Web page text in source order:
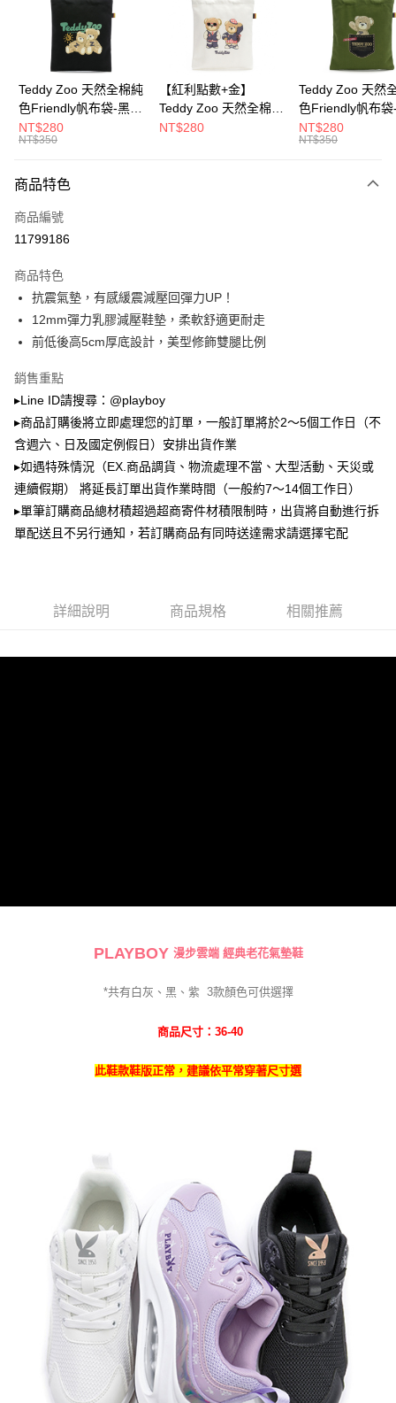
Apple Pay
街口支付
大哥付你分期
相關說明
2.付款方式選擇「大哥付你分期」，訂單成立後會自動跳轉到大哥付的交易
成交易。
3.實際核准額度、可分期數及費用金額請依後續交易確認頁面所載為準。
消。如遇「轉專審核」未通過狀況，表示未達大哥付你分期系統評分，恕無
法說明評估內容。
【繳款方式說明】
1.分期款項不併入電信帳單，「大哥付你分期」於每月結算日後寄送繳費提
2.透過簡訊連結打開帳單後，可選擇「超商條碼／台灣大直營門市／銀行轉
【注意事項】
1.本服務係由「台灣大哥大股份有限公司」（以下簡稱本公司）所提供，讓
用戶於交易時，得透過本服務購買商品或服務，並由商店將買賣／分期付款
買賣價金債權讓與本公司後，依約使用本公司帳單繳交帳款。
2.基於同意付款使用「大哥付你分期」之契約關係目的，商店將以您的個人
資料（包含姓名、電話或地址）提供予台灣大哥大進項蒐集、處理及利用，
由本公司與您本人進行分期帳單所需資料之確認、核對及更正。
3.完整用戶服務條款，請詳閱以下連結：https://oppay.tw/userRule
運送方式
全家取貨付款
付款後全家取貨
每筆NT$100，滿NT$700(含以上)免運費
每筆NT$100，滿NT$900(含以上)免運費
付款後萊爾富取貨
7-11取貨付款
每筆NT$100，滿NT$900(含以上)免運費
付款後7-11取貨
每筆NT$100，滿NT$700(含以上)免運費
Teddy Zoo 天然全棉純
色Friendly帆布袋-黑色
(TZB107)
NT$280
NT$350
【紅利點數+金】
Teddy Zoo 天然全棉純
色Friendly帆布袋-白色
NT$280
Teddy Zoo 天然
色Friendly帆布袋
色(TZB107)
NT$280
NT$350
商品特色
商品編號
11799186
商品特色
抗震氣墊，有感緩震減壓回彈力UP！
12mm彈力乳膠減壓鞋墊，柔軟舒適更耐走
前低後高5cm厚底設計，美型修飾雙腿比例
銷售重點
▸Line ID請搜尋：@playboy
▸商品訂購後將立即處理您的訂單，一般訂單將於2～5個工作日（不
含週六、日及國定例假日）安排出貨作業
▸如遇特殊情況（EX.商品調貨、物流處理不當、大型活動、天災或
連續假期） 將延長訂單出貨作業時間（一般約7～14個工作日）
▸單筆訂購商品總材積超過超商寄件材積限制時，出貨將自動進行拆
單配送且不另行通知，若訂購商品有同時送達需求請選擇宅配
詳細說明 商品規格 相關推薦
PLAYBOY 漫步雲端 經典老花氣墊鞋
*共有白灰、黑、紫 3款顏色可供選擇
商品尺寸：36-40
此鞋款鞋版正常，建議依平常穿著尺寸選